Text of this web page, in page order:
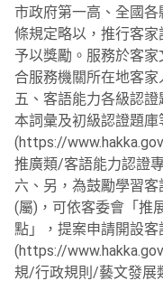
市政府第一高、全國
條規定略以，推行客
予以獎勵。服務於客
合服務機關所在地客
五、客語能力各級認
本詞彙及初級認證題
(https://
推廣類/客語能力認證
六、另，為鼓勵學習
(屬)，可依客委會「推
點」，提案申請開設
(https://
規/行政規則/藝文發展